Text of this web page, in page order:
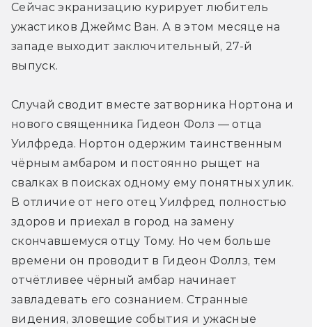
Сейчас экранизацию курирует любитель
ужастиков Джеймс Ван. А в этом месяце на
западе выходит заключительный, 27-й
выпуск.
Случай сводит вместе затворника Нортона и
нового священника Гидеон Фолз — отца
Уилфреда. Нортон одержим таинственным
чёрным амбаром и постоянно рыщет на
свалках в поисках одному ему понятных улик.
В отличие от него отец Уилфред полностью
здоров и приехал в город на замену
скончавшемуся отцу Тому. Но чем больше
времени он проводит в Гидеон Фоллз, тем
отчётливее чёрный амбар начинает
завладевать его сознанием. Странные
видения, зловещие события и ужасные